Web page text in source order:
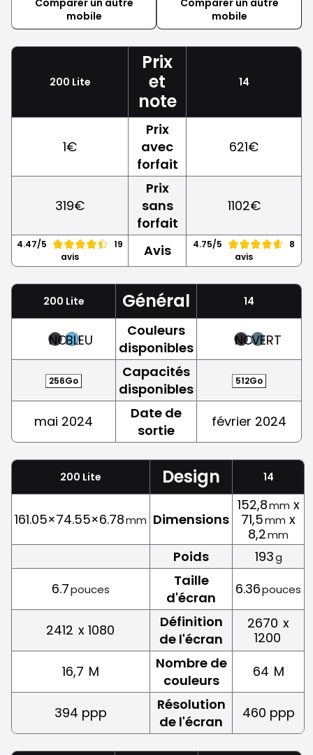
mobile
mobile
200 Lite
Prix
et
note
14
1€
Prix
avec
forfait
621€
319€
Prix
sans
forfait
1102€
4.47/5
19
avis
Avis 4.75/5
8
avis
200 Lite Général 14
NOIRBLEU
Couleurs
disponibles
NOIRVERT
256Go
Capacités
disponibles
512Go
mai 2024
Date de
sortie
février 2024
200 Lite Design 14
161.05×74.55×6.78mm Dimensions
152,8mm x
71,5mm x
8,2mm
Poids 193g
6.7pouces
Taille
d'écran
6.36pouces
2412 x 1080
Définition
de l'écran
2670 x
1200
16,7 M
Nombre de
couleurs
64 M
394 ppp
Résolution
de l'écran
460 ppp